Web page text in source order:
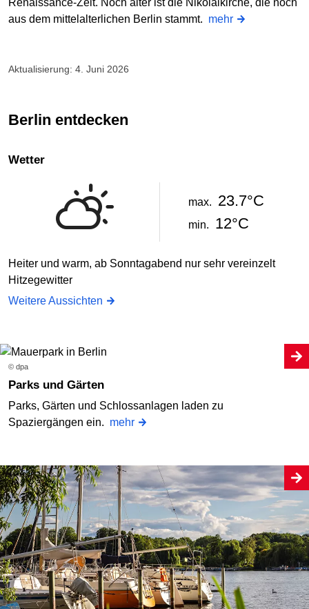
aus dem mittelalterlichen Berlin stammt. mehr
Aktualisierung: 4. Juni 2026
Berlin entdecken
Wetter
max. 23.7°C
min. 12°C
Heiter und warm, ab Sonntagabend nur sehr vereinzelt
Hitzegewitter
Weitere Aussichten
© dpa
Parks und Gärten
Parks, Gärten und Schlossanlagen laden zu
Spaziergängen ein. mehr